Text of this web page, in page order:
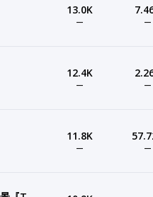
13.0K
— —
12.4K
— —
11.8K
— —